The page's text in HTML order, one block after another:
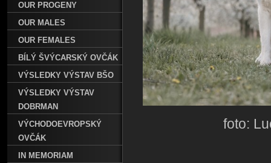
foto:
OUR PROGENY
OUR MALES
OUR FEMALES
BÍLÝ ŠVÝCARSKÝ OVČÁK
VÝSLEDKY VÝSTAV BŠO
VÝSLEDKY VÝSTAV
DOBRMAN
VÝCHODOEVROPSKÝ
OVČÁK
IN MEMORIAM